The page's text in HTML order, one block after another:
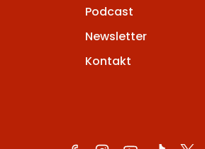
Podcast
Newsletter
Kontakt